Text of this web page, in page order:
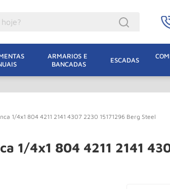
ARMARIOS E
BANCADAS
ESCADAS
1/4x1 804 4211 2141 4307 2230 15171296 Berg Steel
1/4x1 804 4211 2141